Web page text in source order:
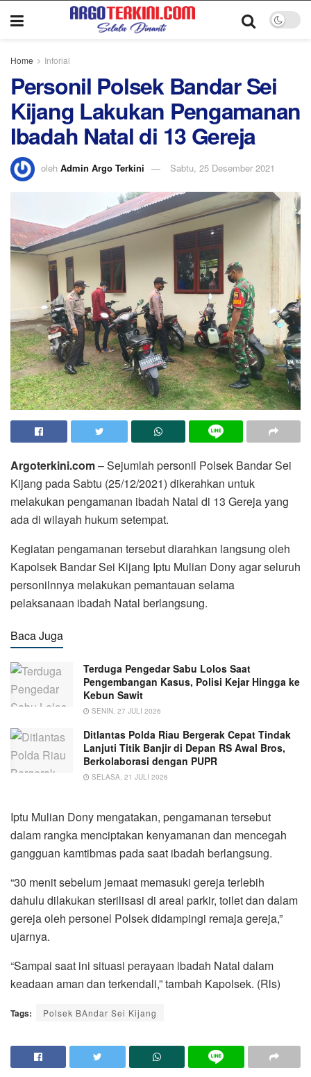
Home Inforial
Personil Polsek Bandar Sei
Kijang Lakukan Pengamanan
Ibadah Natal di 13 Gereja
oleh Admin Argo Terkini Sabtu, 25 Desember 2021
Argoterkini.com– Sejumlah personil Polsek Bandar Sei
Kijang pada Sabtu (25/12/2021) dikerahkan untuk
melakukan pengamanan ibadah Natal di 13 Gereja yang
ada di wilayah hukum setempat.
Kegiatan pengamanan tersebut diarahkan langsung oleh
Kapolsek Bandar Sei Kijang Iptu Mulian Dony agar seluruh
personilnnya melakukan pemantauan selama
pelaksanaan ibadah Natal berlangsung.
Baca Juga
Terduga Pengedar Sabu Lolos Saat
Pengembangan Kasus, Polisi Kejar Hingga ke
Kebun Sawit
SENIN, 27 JULI 2026
Ditlantas Polda Riau Bergerak Cepat Tindak
Lanjuti Titik Banjir di Depan RS Awal Bros,
Berkolaborasi dengan PUPR
SELASA, 21 JULI 2026
Iptu Mulian Dony mengatakan, pengamanan tersebut
dalam rangka menciptakan kenyamanan dan mencegah
gangguan kamtibmas pada saat ibadah berlangsung.
“30 menit sebelum jemaat memasuki gereja terlebih
dahulu dilakukan sterilisasi di areal parkir, toilet dan dalam
gereja oleh personel Polsek didampingi remaja gereja,”
ujarnya.
“Sampai saat ini situasi perayaan ibadah Natal dalam
keadaan aman dan terkendali,” tambah Kapolsek. (Rls)
Tags: Polsek BAndar Sei Kijang